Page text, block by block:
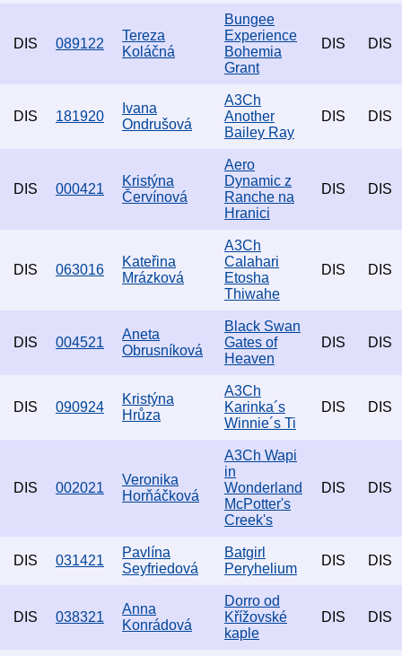
DIS 089122
Tereza
Koláčná
Bungee
Experience
Bohemia
Grant
DIS DIS
DIS 181920
Ivana
Ondrušová
A3Ch
Another
Bailey Ray
DIS DIS
DIS 000421
Kristýna
Červínová
Aero
Dynamic z
Ranche na
Hranici
DIS DIS
DIS 063016
Kateřina
Mrázková
A3Ch
Calahari
Etosha
Thiwahe
DIS DIS
DIS 004521
Aneta
Obrusníková
Black Swan
Gates of
Heaven
DIS DIS
DIS 090924
Kristýna
Hrůza
A3Ch
Karinka´s
Winnie´s Ti
DIS DIS
DIS 002021
Veronika
Horňáčková
A3Ch Wapi
in
Wonderland
McPotter's
Creek's
DIS DIS
DIS 031421
Pavlína
Seyfriedová
Batgirl
Peryhelium
DIS DIS
DIS 038321
Anna
Konrádová
Dorro od
Křížovské
kaple
DIS DIS